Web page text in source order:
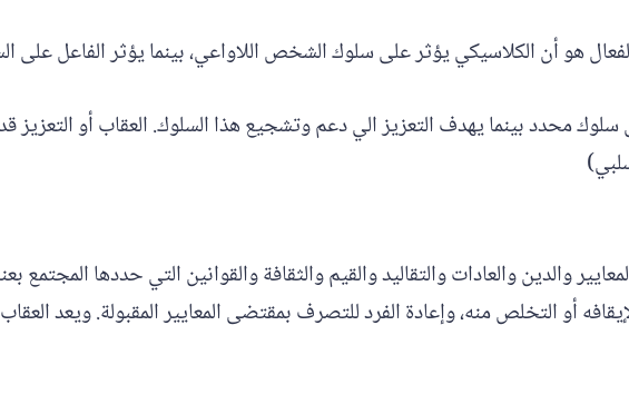
هو أن الكلاسيكي يؤثر على سلوك الشخص اللاواعي، بينما يؤثر الفاعل على
سلوك محدد بينما يهدف التعزيز الي دعم وتشجيع هذا السلوك. العقاب أو
والدين والعادات والتقاليد والقيم والثقافة والقوانين التي حددها المجتمع
أو التخلص منه، وإعادة الفرد للتصرف بمقتضى المعايير المقبولة. ويعد